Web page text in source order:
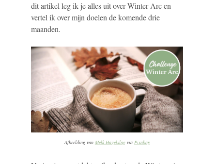
dit artikel leg ik je alles uit over Winter Arc en
vertel ik over mijn doelen de komende drie
maanden.
Afbeelding van Melk Hagelslagvia Pixabay